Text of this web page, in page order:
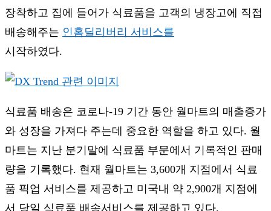
장착하고 집에 들어가 식료품을 고객의 냉장고에 직접
배송해주는 인홈딜리버리 서비스를
시작하였다.
식료품 배송은 코로나-19 기간 동안 월마트의 매출증가
와 성장을 가져다 주는데 중요한 역할을 하고 있다. 월
마트는 지난 분기말에 식료품 부문에서 기록적인 판매
량을 기록했다. 현재 월마트는 3,600개 지점에서 식료
품 픽업 서비스를 제공하고 미국내 약 2,900개 지점에
서 당일 식료품 배송서비스를 제공하고 있다.